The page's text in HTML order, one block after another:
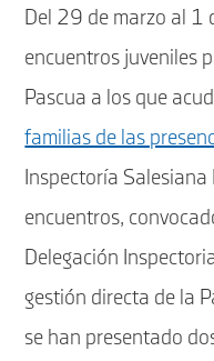
Del 29 de marzo al 1
encuentros juveniles
Pascua a los que
familias de las
Inspectoría
encuentros,
Delegación
gestión directa de la
se han presentado